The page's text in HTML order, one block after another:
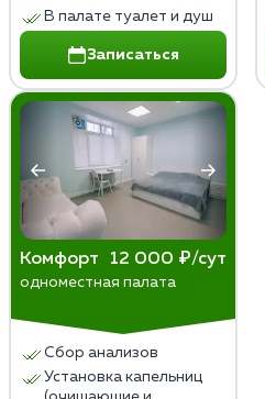
В палате туалет и душ
Записаться
Комфорт 12 000 ₽/сут
одноместная палата
Сбор анализов
Установка капельниц